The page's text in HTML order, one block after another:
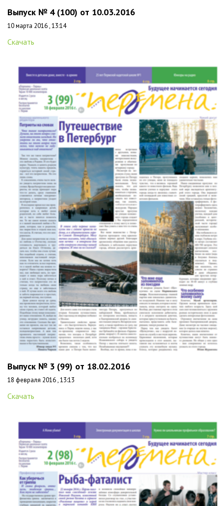
Выпуск № 4 (100) от 10.03.2016
10 марта 2016 , 13:14
Скачать
Выпуск № 3 (99) от 18.02.2016
18 февраля 2016 , 13:13
Скачать